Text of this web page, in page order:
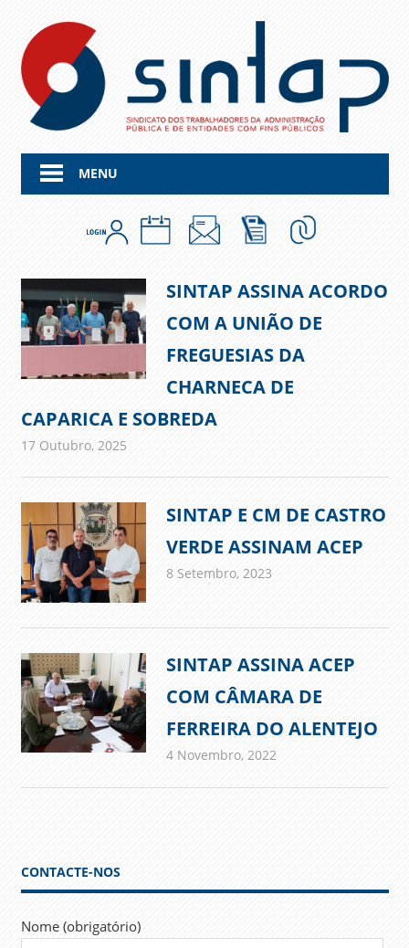
content
MENU
SINTAP ASSINA ACORDO
COM A UNIÃO DE
FREGUESIAS DA
CHARNECA DE
CAPARICA E SOBREDA
17 Outubro, 2025admin
Comunicados
SINTAP E CM DE CASTRO
VERDE ASSINAM ACEP
8 Setembro, 2023
SINTAP ASSINA ACEP
COM CÂMARA DE
FERREIRA DO ALENTEJO
4 Novembro, 2022
CONTACTE-NOS
Nome (obrigatório)